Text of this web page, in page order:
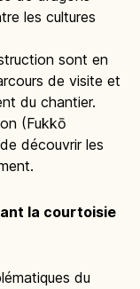
les cultures
sont en
de visite et
du chantier.
(Fukkō
découvrir les
la courtoisie
du